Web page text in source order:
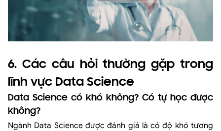
6. Các câu hỏi thường gặp trong
lĩnh vực Data Science
Data Science có khó không? Có tự học được
không?
Ngành Data Science được đánh giá là có độ khó tương